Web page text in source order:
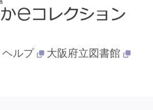
ヘルプ 大阪府立図書館